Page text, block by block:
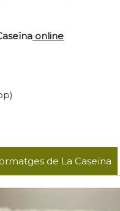
online
de La Caseïna